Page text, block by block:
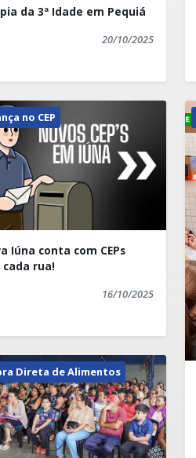
da 3ª Idade em Pequiá
20/10/2025
no CEP
Iúna conta com CEPs
cada rua!
16/10/2025
Direta de Alimentos